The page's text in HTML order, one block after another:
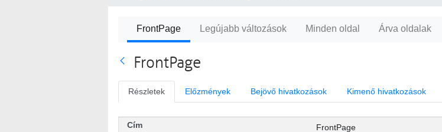
FrontPage Legújabb változások Minden oldal Árva oldalak
FrontPage
Részletek Előzmények Bejövő hivatkozások Kimenő hivatkozások
Cím
FrontPage